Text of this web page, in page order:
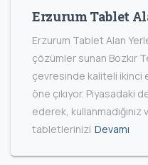
Erzurum Tablet
Erzurum Tablet Alan
çözümler sunan Bozkır
çevresinde kaliteli ikinci
öne çıkıyor. Piyasadaki
ederek,
tabletlerinizi Devamı